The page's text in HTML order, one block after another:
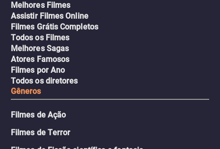
Melhores Filmes
Assistir Filmes Online
Filmes Grátis Completos
Todos os Filmes
Melhores Sagas
Atores Famosos
Filmes por Ano
Todos os diretores
Gêneros
Filmes de Ação
Filmes de Terror